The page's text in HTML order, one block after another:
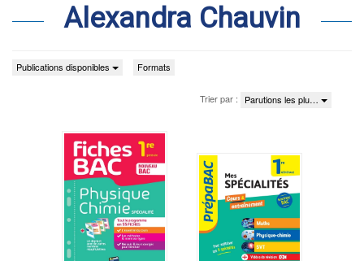
Alexandra Chauvin
Publications disponibles Formats
Trier par : Parutions les plu…